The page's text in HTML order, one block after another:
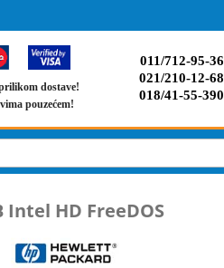
dostave!
pouzećem!
011/712-95-36
021/210-12-68
018/41-55-390
Intel HD FreeDOS